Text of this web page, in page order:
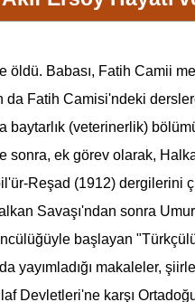
öldü. Babası, Fatih
Fatih Camisi'ndeki
baytarlık (veterinerlik)
sonra, ek görev olarak,
Reşad (1912) dergilerini
Savaşı'ndan sonra
başlayan
yayımladığı makaleler,
Devletleri'ne karşı